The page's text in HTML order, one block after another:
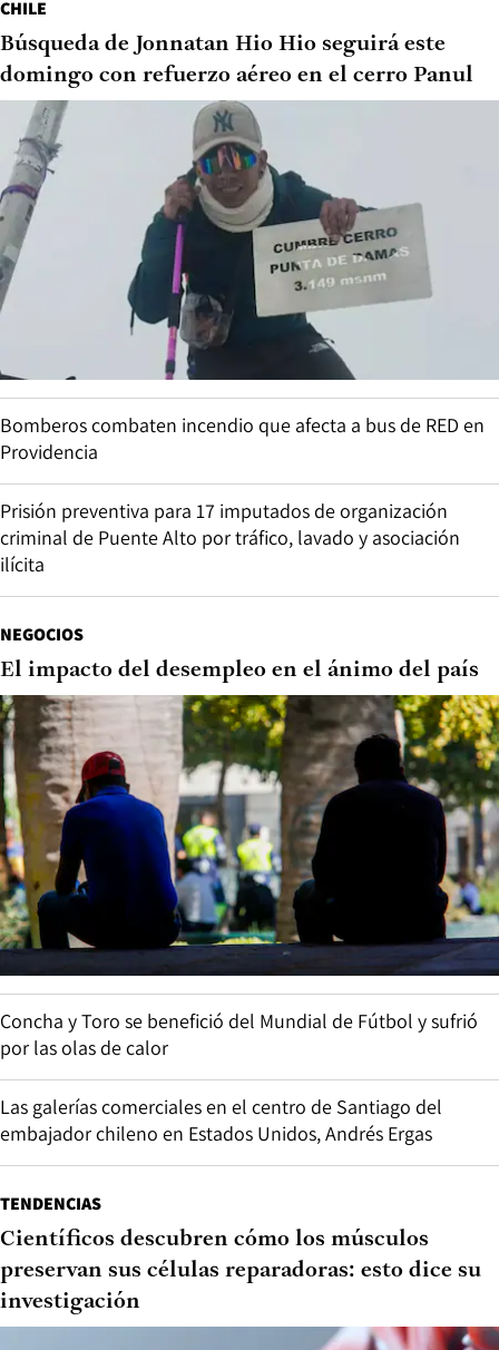
CHILE
Búsqueda de Jonnatan Hio Hio seguirá este
domingo con refuerzo aéreo en el cerro Panul
Bomberos combaten incendio que afecta a bus de RED en
Providencia
Prisión preventiva para 17 imputados de organización
criminal de Puente Alto por tráfico, lavado y asociación
ilícita
NEGOCIOS
El impacto del desempleo en el ánimo del país
Concha y Toro se benefició del Mundial de Fútbol y sufrió
por las olas de calor
Las galerías comerciales en el centro de Santiago del
embajador chileno en Estados Unidos, Andrés Ergas
TENDENCIAS
Científicos descubren cómo los músculos
preservan sus células reparadoras: esto dice su
investigación